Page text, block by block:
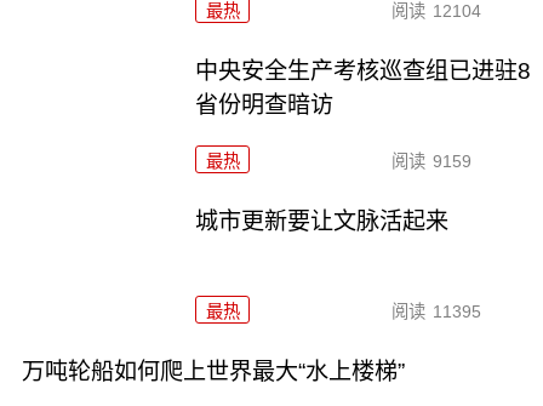
最热 阅读 12104
中央安全生产考核巡查组已进驻8
省份明查暗访
最热 阅读 9159
城市更新要让文脉活起来
最热 阅读 11395
万吨轮船如何爬上世界最大“水上楼梯”